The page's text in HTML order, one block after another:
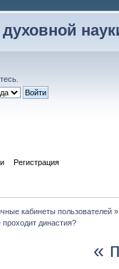
Регистрация
кабинеты пользователей»
проходит династия?
«